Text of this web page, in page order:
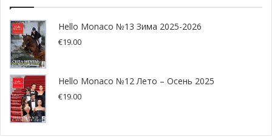
Hello Monaco №13 Зима 2025-2026
€19.00
Hello Monaco №12 Лето – Осень 2025
€19.00